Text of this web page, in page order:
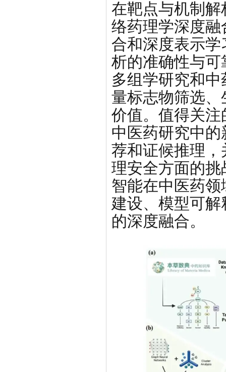
在靶点与机制
络药理学深度
合和深度表示
析的准确性与
多组学研究和
量标志物筛选
价值。值得关
中医药研究中
荐和证候推理
理安全方面的
智能在中医药
建设、模型可
的深度融合。